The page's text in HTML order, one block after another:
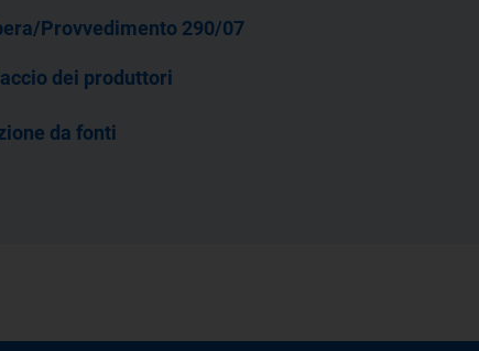
Provvedimento 290/07
dei produttori
da fonti